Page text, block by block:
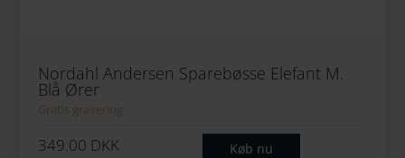
Nordahl Andersen Sparebøsse Elefant M.
Blå Ører
Gratis gravering
349.00 DKK Køb nu